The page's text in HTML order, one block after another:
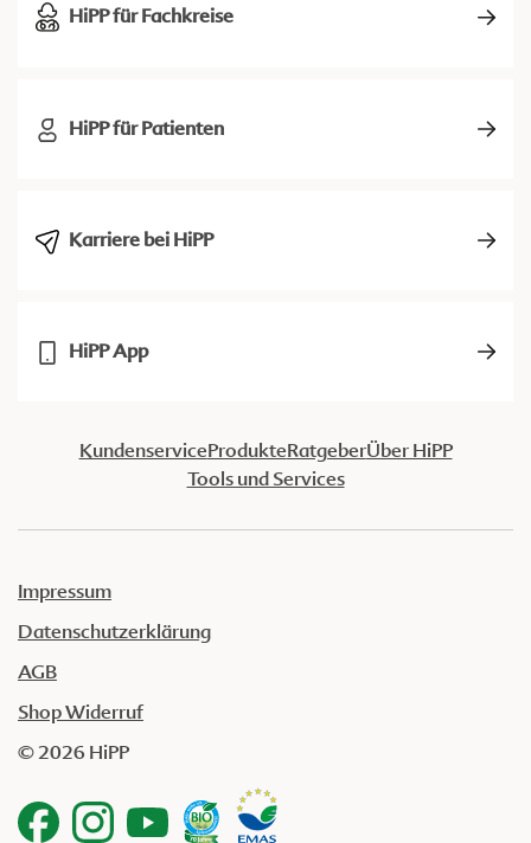
HiPP für Fachkreise
HiPP für Patienten
Karriere bei HiPP
HiPP App
KundenserviceProdukteRatgeberÜber HiPP
Tools und Services
Impressum
Datenschutzerklärung
AGB
Shop Widerruf
© 2026 HiPP